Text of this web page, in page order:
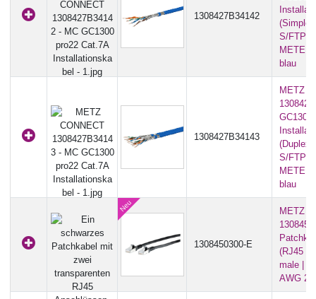
1308427B34142
S/FTP |
blau
1308427B34143
METZ
GC1300
(Duplex
S/FTP |
blau
1308450300-E
METZ
(RJ45
male |
AWG